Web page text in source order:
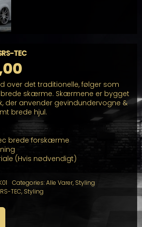
TEC
over det traditionelle, følger som
skærme. Skærmene er bygget
der anvender gevindundervogne &
brede hjul.
brede forskærme
(Hvis nødvendigt)
Categories:Alle Varer, Styling
TEC, Styling